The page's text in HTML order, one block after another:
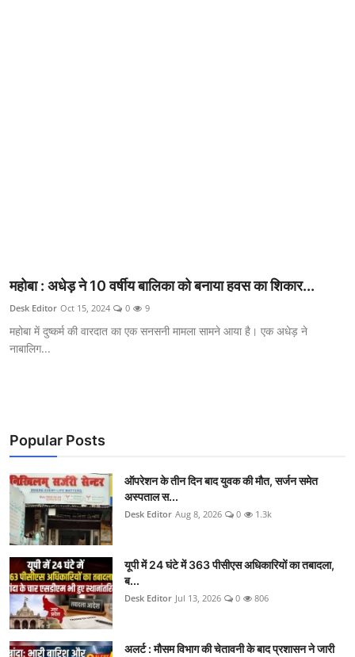
महोबा : अधेड़ ने 10 वर्षीय बालिका को बनाया हवस का शिकार...
Desk Editor Oct 15, 2024 0 9
महोबा में दुष्कर्म की वारदात का एक सनसनी मामला सामने आया है। एक अधेड़ ने
नाबालिग...
Popular Posts
ऑपरेशन के तीन दिन बाद युवक की मौत, सर्जन समेत
अस्पताल स...
Desk Editor Aug 8, 2026 0 1.3k
यूपी में 24 घंटे में 363 पीसीएस अधिकारियों का तबादला,
ब...
Desk Editor Jul 13, 2026 0 806
अलर्ट : मौसम विभाग की चेतावनी के बाद प्रशासन ने जारी